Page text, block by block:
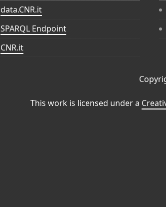
data.CNR.it
SPARQL Endpoint
CNR.it
This work is licensed under a